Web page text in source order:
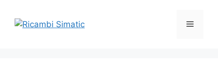
contenuto
Menu